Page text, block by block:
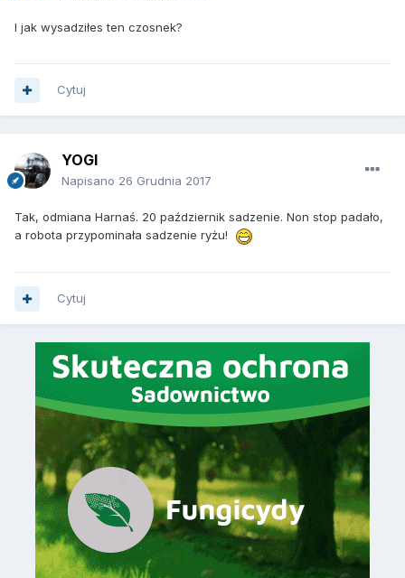
I jak wysadziłes ten czosnek?
Cytuj
YOGI
Napisano 26 Grudnia 2017
Tak, odmiana Harnaś. 20 październik sadzenie. Non stop padało,
a robota przypominała sadzenie ryżu!
Cytuj